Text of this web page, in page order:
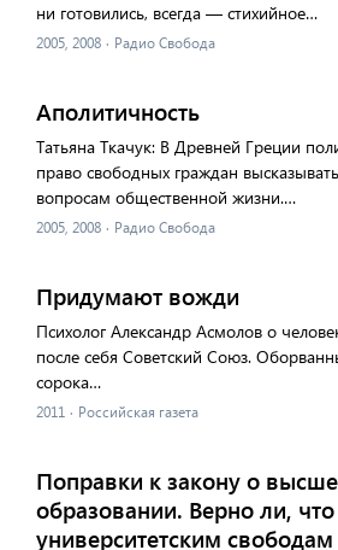
ни готовились, всегда — стихийное…
2005, 2008 · Радио Свобода
Аполитичность
Татьяна Ткачук: В Древней Греции
право свободных граждан
вопросам общественной жизни.…
2005, 2008 · Радио Свобода
Придумают вожди
Психолог Александр Асмолов о
после себя Советский Союз.
сорока…
2011 · Российская газета
Поправки к закону о
образовании. Верно ли, что
университетским свободам